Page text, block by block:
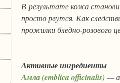
В результате кожа
просто рвутся. Как
прожилки бледно-розового
Активные ингредиенты
Амла (emblica officinalis) —